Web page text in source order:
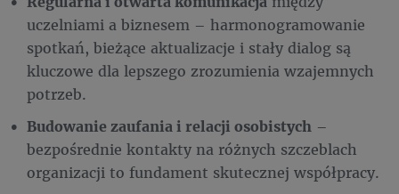
uczelniami a biznesem – harmonogramowanie
spotkań, bieżące aktualizacje i stały dialog są
kluczowe dla lepszego zrozumienia wzajemnych
potrzeb.
Budowanie zaufania i relacji osobistych –
bezpośrednie kontakty na różnych szczeblach
organizacji to fundament skutecznej współpracy.